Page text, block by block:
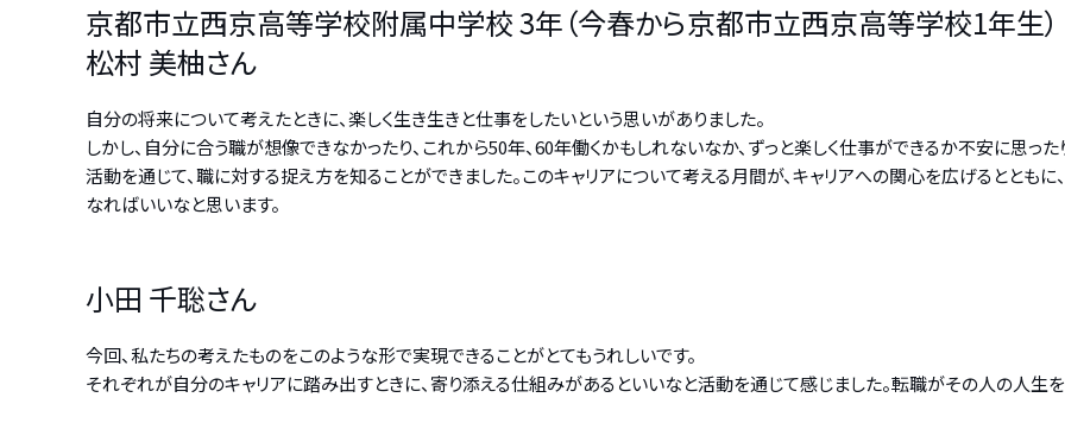
京都市立西京高等学校附属中学校 3年（今春から京都市立西京高等学校1年生）
松村 美柚さん
自分の将来について考えたときに、楽しく生き生きと仕事をしたいという思いがありました。
しかし、自分に合う職が想像できなかったり、これから50年、60年働くかもしれないなか、ずっと楽しく仕事ができるか不安に思っ
活動を通じて、職に対する捉え方を知ることができました。このキャリアについて考える月間が、キャリアへの関心を広げるととも
なればいいなと思います。
小田 千聡さん
今回、私たちの考えたものをこのような形で実現できることがとてもうれしいです。
それぞれが自分のキャリアに踏み出すときに、寄り添える仕組みがあるといいなと活動を通じて感じました。転職がその人の人生